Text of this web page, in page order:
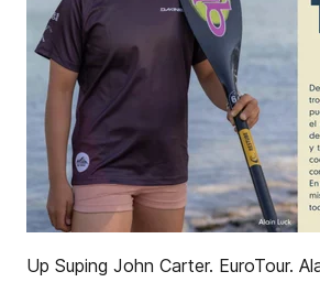
Up Suping John Carter. EuroTour.